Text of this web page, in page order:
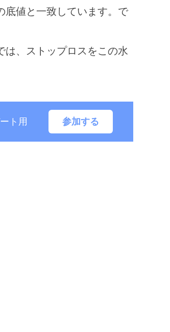
底値と一致しています。で
は、ストップロスをこの水
ト用 参加する